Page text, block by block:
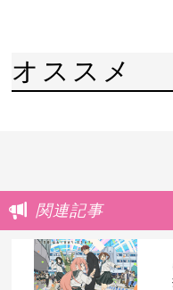
オススメ
関連記事